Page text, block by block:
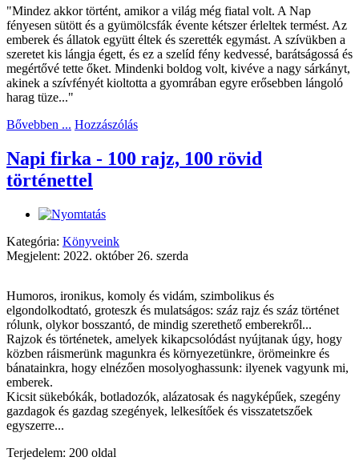
"Mindez akkor történt, amikor a világ még fiatal volt. A Nap
fényesen sütött és a gyümölcsfák évente kétszer érleltek termést. Az
emberek és állatok együtt éltek és szerették egymást. A szívükben a
szeretet kis lángja égett, és ez a szelíd fény kedvessé, barátságossá és
megértővé tette őket. Mindenki boldog volt, kivéve a nagy sárkányt,
akinek a szívfényét kioltotta a gyomrában egyre erősebben lángoló
harag tüze..."
Bővebben ... Hozzászólás
Napi firka - 100 rajz, 100 rövid
történettel
Kategória: Könyveink
Megjelent: 2022. október 26. szerda
Humoros, ironikus, komoly és vidám, szimbolikus és
elgondolkodtató, groteszk és mulatságos: száz rajz és száz történet
rólunk, olykor bosszantó, de mindig szerethető emberekről...
Rajzok és történetek, amelyek kikapcsolódást nyújtanak úgy, hogy
közben ráismerünk magunkra és környezetünkre, örömeinkre és
bánatainkra, hogy elnézően mosolyoghassunk: ilyenek vagyunk mi,
emberek.
Kicsit sükebókák, botladozók, alázatosak és nagyképűek, szegény
gazdagok és gazdag szegények, lelkesítőek és visszatetszőek
egyszerre...
Terjedelem: 200 oldal